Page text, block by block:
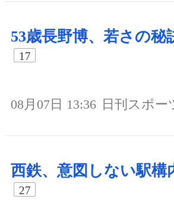
53歳長野博、若さの秘
17
08月07日 13:36 日刊スポー
西鉄、意図しない駅構
27